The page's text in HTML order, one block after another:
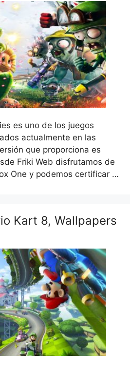
es uno de los juegos
actualmente en las
que proporciona es
Friki Web disfrutamos de
One y podemos certificar …
Kart 8, Wallpapers